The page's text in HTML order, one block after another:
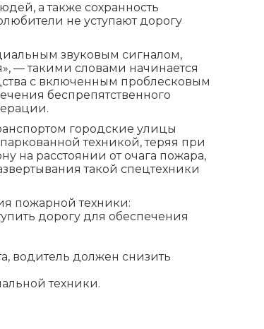
а также сохранность
не уступают дорогу
звуковым сигналом,
— такими словами начинается
с включенным проблесковым
беспрепятственного
городские улицы
техникой, теряя при
на расстоянии от очага пожара,
такой спецтехники
пожарной техники:
дорогу для обеспечения
водитель должен снизить
техники.